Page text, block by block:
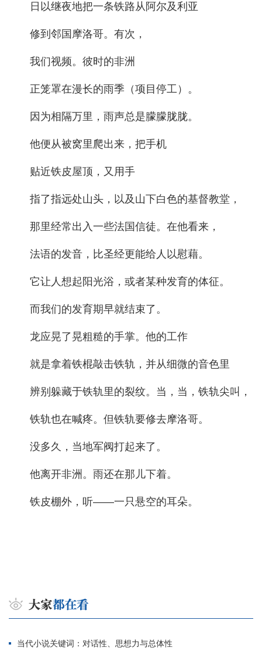
日以继夜地把一条铁路从阿尔及利亚
修到邻国摩洛哥。有次，
我们视频。彼时的非洲
正笼罩在漫长的雨季（项目停工）。
因为相隔万里，雨声总是朦朦胧胧。
他便从被窝里爬出来，把手机
贴近铁皮屋顶，又用手
指了指远处山头，以及山下白色的基督教堂，
那里经常出入一些法国信徒。在他看来，
法语的发音，比圣经更能给人以慰藉。
它让人想起阳光浴，或者某种发育的体征。
而我们的发育期早就结束了。
龙应晃了晃粗糙的手掌。他的工作
就是拿着铁棍敲击铁轨，并从细微的音色里
辨别躲藏于铁轨里的裂纹。当，当，铁轨尖叫，
铁轨也在喊疼。但铁轨要修去摩洛哥。
没多久，当地军阀打起来了。
他离开非洲。雨还在那儿下着。
铁皮棚外，听——一只悬空的耳朵。
当代小说关键词：对话性、思想力与总体性